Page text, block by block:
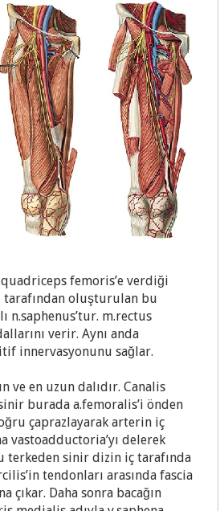
femoris’e verdiği
tarafından oluşturulan bu
n.saphenus’tur. m.rectus
verir. Aynı anda
innervasyonunu sağlar.
ve en uzun dalıdır. Canalis
burada a.femoralis’i önden
çaprazlayarak arterin iç
vastoadductoria’yı delerek
terkeden sinir dizin iç tarafında
tendonları arasında fascia
çıkar. Daha sonra bacağın